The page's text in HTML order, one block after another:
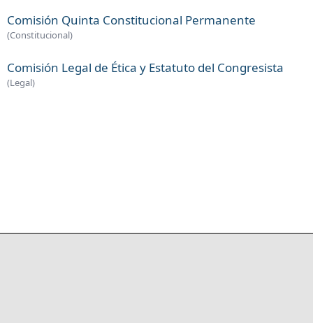
Comisión Quinta Constitucional Permanente
(Constitucional)
Comisión Legal de Ética y Estatuto del Congresista
(Legal)